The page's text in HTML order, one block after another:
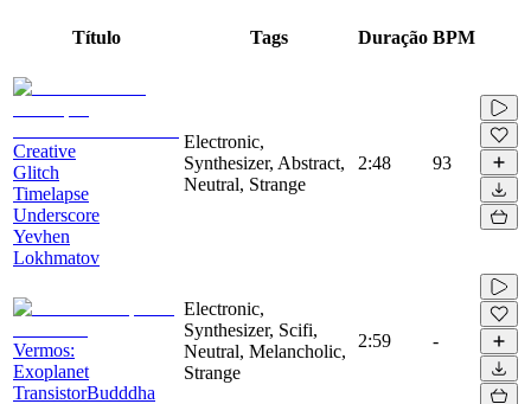
Título Tags Duração BPM
Creative
Glitch
Timelapse
Underscore
Yevhen
Lokhmatov
Electronic,
Synthesizer, Abstract,
Neutral, Strange
2:48 93
Vermos:
Exoplanet
TransistorBudddha
Electronic,
Synthesizer, Scifi,
Neutral, Melancholic,
Strange
2:59 -